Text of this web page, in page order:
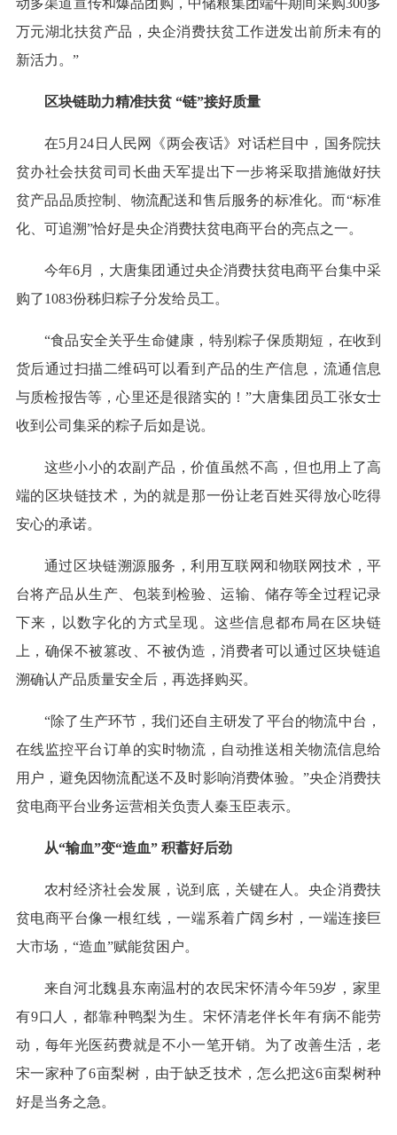
动多渠道宣传和爆品团购，中储粮集团端午期间采购300多
万元湖北扶贫产品，央企消费扶贫工作迸发出前所未有的
新活力。”
区块链助力精准扶贫 “链”接好质量
在5月24日人民网《两会夜话》对话栏目中，国务院扶
贫办社会扶贫司司长曲天军提出下一步将采取措施做好扶
贫产品品质控制、物流配送和售后服务的标准化。而“标准
化、可追溯”恰好是央企消费扶贫电商平台的亮点之一。
今年6月，大唐集团通过央企消费扶贫电商平台集中采
购了1083份秭归粽子分发给员工。
“食品安全关乎生命健康，特别粽子保质期短，在收到
货后通过扫描二维码可以看到产品的生产信息，流通信息
与质检报告等，心里还是很踏实的！”大唐集团员工张女士
收到公司集采的粽子后如是说。
这些小小的农副产品，价值虽然不高，但也用上了高
端的区块链技术，为的就是那一份让老百姓买得放心吃得
安心的承诺。
通过区块链溯源服务，利用互联网和物联网技术，平
台将产品从生产、包装到检验、运输、储存等全过程记录
下来，以数字化的方式呈现。这些信息都布局在区块链
上，确保不被篡改、不被伪造，消费者可以通过区块链追
溯确认产品质量安全后，再选择购买。
“除了生产环节，我们还自主研发了平台的物流中台，
在线监控平台订单的实时物流，自动推送相关物流信息给
用户，避免因物流配送不及时影响消费体验。”央企消费扶
贫电商平台业务运营相关负责人秦玉臣表示。
从“输血”变“造血” 积蓄好后劲
农村经济社会发展，说到底，关键在人。央企消费扶
贫电商平台像一根红线，一端系着广阔乡村，一端连接巨
大市场，“造血”赋能贫困户。
来自河北魏县东南温村的农民宋怀清今年59岁，家里
有9口人，都靠种鸭梨为生。宋怀清老伴长年有病不能劳
动，每年光医药费就是不小一笔开销。为了改善生活，老
宋一家种了6亩梨树，由于缺乏技术，怎么把这6亩梨树种
好是当务之急。